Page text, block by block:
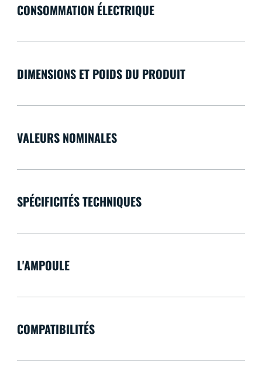
CONSOMMATION ÉLECTRIQUE
DIMENSIONS ET POIDS DU PRODUIT
VALEURS NOMINALES
SPÉCIFICITÉS TECHNIQUES
L'AMPOULE
COMPATIBILITÉS